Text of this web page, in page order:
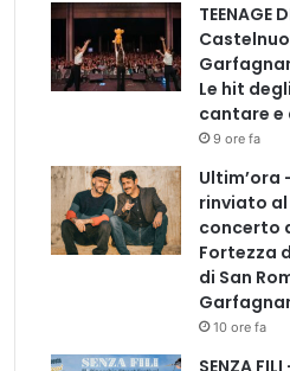
TEENAGE
Le hit
cantare e
9 ore fa
Ultim’ora
rinviato
concerto
Fortezza
di San
10 ore fa
SENZA